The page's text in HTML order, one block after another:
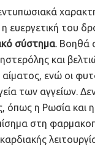
η ευεργετική του
σύστημα. Βοηθά
και
ενώ οι
των αγγείων.
όπως η Ρωσία και η
στη